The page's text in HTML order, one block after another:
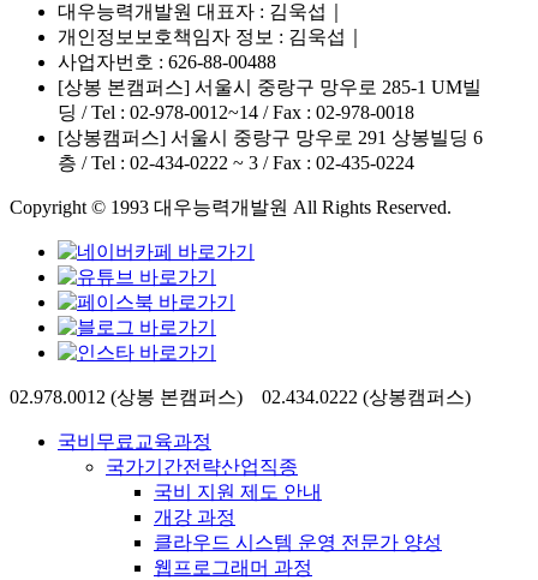
대우능력개발원 대표자 : 김욱섭｜
개인정보보호책임자 정보 : 김욱섭｜
사업자번호 : 626-88-00488
[상봉 본캠퍼스] 서울시 중랑구 망우로 285-1 UM빌
딩 / Tel : 02-978-0012~14 / Fax : 02-978-0018
[상봉캠퍼스] 서울시 중랑구 망우로 291 상봉빌딩 6
층 / Tel : 02-434-0222 ~ 3 / Fax : 02-435-0224
Copyright © 1993 대우능력개발원 All Rights Reserved.
Close
02.978.0012 (상봉 본캠퍼스) 02.434.0222 (상봉캠퍼스)
국비무료교육과정
국가기간전략산업직종
국비 지원 제도 안내
개강 과정
클라우드 시스템 운영 전문가 양성
웹프로그래머 과정